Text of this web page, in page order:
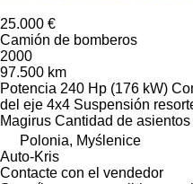
25.000 €
Camión de bomberos
2000
97.500 km
Potencia 240 Hp (176 kW)
del eje 4x4 Suspensión
Magirus Cantidad de asientos
Polonia, Myślenice
Auto-Kris
Contacte con el vendedor